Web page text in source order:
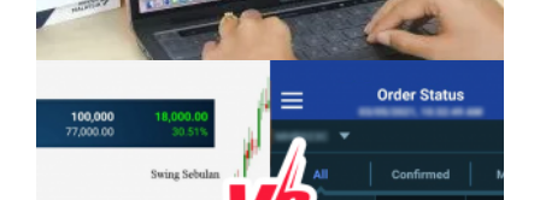
Pelaburan Saham Bukan Untuk Mereka Yang
Suka ‘Stress’